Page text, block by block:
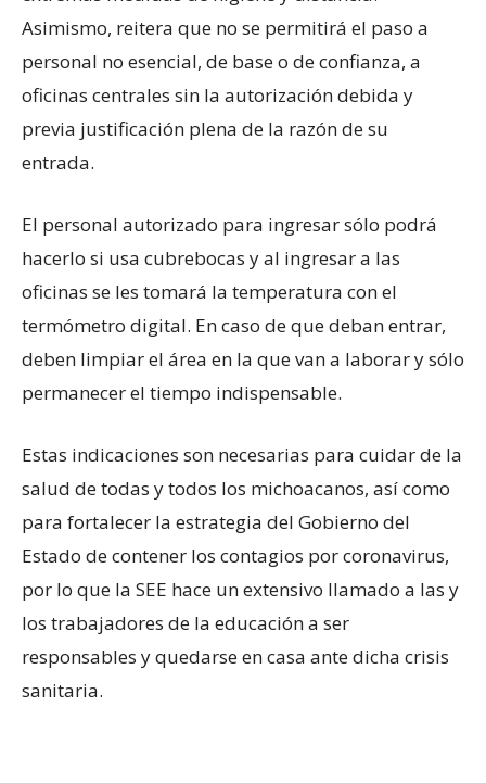
Asimismo, reitera que no se permitirá el paso a
personal no esencial, de base o de confianza, a
oficinas centrales sin la autorización debida y
previa justificación plena de la razón de su
entrada.
El personal autorizado para ingresar sólo podrá
hacerlo si usa cubrebocas y al ingresar a las
oficinas se les tomará la temperatura con el
termómetro digital. En caso de que deban entrar,
deben limpiar el área en la que van a laborar y sólo
permanecer el tiempo indispensable.
Estas indicaciones son necesarias para cuidar de la
salud de todas y todos los michoacanos, así como
para fortalecer la estrategia del Gobierno del
Estado de contener los contagios por coronavirus,
por lo que la SEE hace un extensivo llamado a las y
los trabajadores de la educación a ser
responsables y quedarse en casa ante dicha crisis
sanitaria.